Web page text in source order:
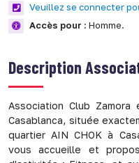
Veuillez se connecter
Accès pour : Homme.
Description
Association Club
Casablanca, située
quartier AIN CHOK à
vous accueille et